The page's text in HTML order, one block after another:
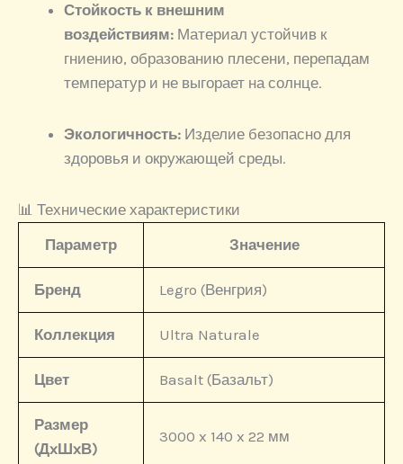
Стойкость к внешним
воздействиям: Материал устойчив к
гниению, образованию плесени, перепадам
температур и не выгорает на солнце.
Экологичность: Изделие безопасно для
здоровья и окружающей среды.
📊 Технические характеристики
Параметр
Значение
Бренд Legro (Венгрия)
Коллекция Ultra Naturale
Цвет Basalt (Базальт)
Размер
(ДxШxВ)
3000 x 140 x 22 мм